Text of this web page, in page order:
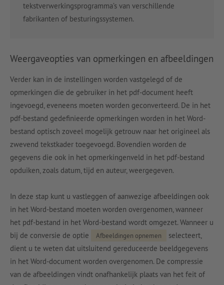
tekstverwerkingsprogramma’s van verschillende
fabrikanten of besturingssystemen.
Weergaveopties van opmerkingen en afbeeldingen
Verder kan in de instellingen worden vastgelegd of de
opmerkingen die de gebruiker in het pdf-document heeft
ingevoegd, eveneens moeten worden geconverteerd. De in het
pdf-bestand gedefinieerde opmerkingen worden in het Word-
bestand optisch zoveel mogelijk getrouw naar het origineel als
zwevend tekstkader toegevoegd. Bovendien worden de
gegevens die ook in het opmerkingenveld in het pdf-bestand
opduiken, zoals datum, tijd en auteur, weergegeven.
In deze stap kunt u vastleggen of aanwezige afbeeldingen ook
in het Word-bestand moeten worden overgenomen, wanneer
het pdf-bestand in het Word-bestand wordt omgezet. Wanneer u
bij de conversie de optie
Afbeeldingen opnemen
selecteert,
dient u te weten dat uitsluitend gereduceerde beeldgegevens
in het Word-document worden overgenomen. De compressie
van de afbeeldingen vindt onafhankelijk plaats van het feit of